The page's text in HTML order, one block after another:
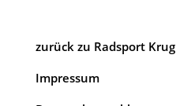
zurück zu Radsport Krug
Impressum